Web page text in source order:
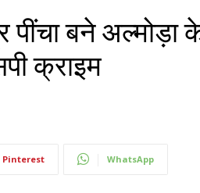
पींचा बने अल्मोड़ा
क्राइम
Pinterest WhatsApp